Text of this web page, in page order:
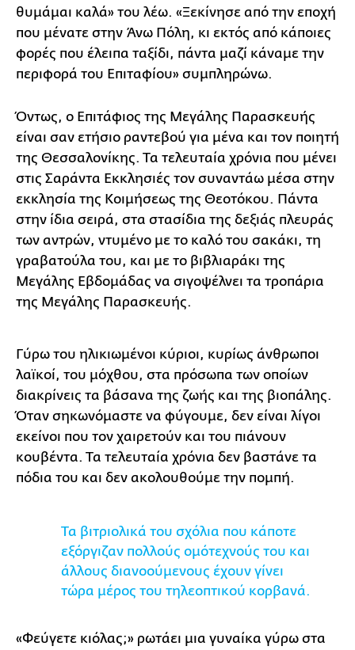
θυμάμαι καλά» του λέω. «Ξεκίνησε από την εποχή
που μένατε στην Άνω Πόλη, κι εκτός από κάποιες
φορές που έλειπα ταξίδι, πάντα μαζί κάναμε την
περιφορά του Επιταφίου» συμπληρώνω.
Όντως, ο Επιτάφιος της Μεγάλης Παρασκευής
είναι σαν ετήσιο ραντεβού για μένα και τον ποιητή
της Θεσσαλονίκης. Τα τελευταία χρόνια που μένει
στις Σαράντα Εκκλησιές τον συναντάω μέσα στην
εκκλησία της Κοιμήσεως της Θεοτόκου. Πάντα
στην ίδια σειρά, στα στασίδια της δεξιάς πλευράς
των αντρών, ντυμένο με το καλό του σακάκι, τη
γραβατούλα του, και με το βιβλιαράκι της
Μεγάλης Εβδομάδας να σιγοψέλνει τα τροπάρια
της Μεγάλης Παρασκευής.
Γύρω του ηλικιωμένοι κύριοι, κυρίως άνθρωποι
λαϊκοί, του μόχθου, στα πρόσωπα των οποίων
διακρίνεις τα βάσανα της ζωής και της βιοπάλης.
Όταν σηκωνόμαστε να φύγουμε, δεν είναι λίγοι
εκείνοι που τον χαιρετούν και του πιάνουν
κουβέντα. Τα τελευταία χρόνια δεν βαστάνε τα
πόδια του και δεν ακολουθούμε την πομπή.
Τα βιτριολικά του σχόλια που κάποτε
εξόργιζαν πολλούς ομότεχνούς του και
άλλους διανοούμενους έχουν γίνει
τώρα μέρος του τηλεοπτικού κορβανά.
«Φεύγετε κιόλας;» ρωτάει μια γυναίκα γύρω στα